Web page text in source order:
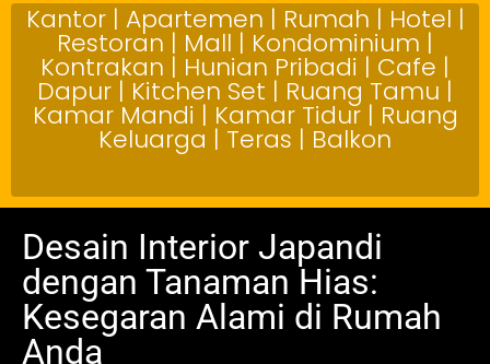
Kantor | Apartemen | Rumah | Hotel |
Restoran | Mall | Kondominium |
Kontrakan | Hunian Pribadi | Cafe |
Dapur | Kitchen Set | Ruang Tamu |
Kamar Mandi | Kamar Tidur | Ruang
Keluarga | Teras | Balkon
Desain Interior Japandi
dengan Tanaman Hias:
Kesegaran Alami di Rumah
Anda